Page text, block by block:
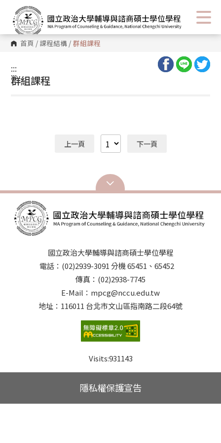
首頁 / 課程結構 / 群組課程
:::
:::
群組課程
上一頁 下一頁
國立政治大學輔導與諮商碩士學位學程
電話：(02)2939-3091 分機 65451、65452
傳真：(02)2938-7745
E-Mail：mpcg@nccu.edu.tw
地址：116011 台北市文山區指南路二段64號
Visits:931143
隱私權保護宣告